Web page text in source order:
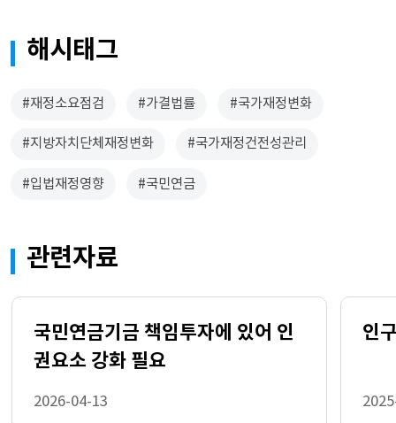
해시태그
#재정소요점검 #가결법률 #국가재정변화
#지방자치단체재정변화 #국가재정건전성관리
#입법재정영향 #국민연금
관련자료
국민연금기금 책임투자에 있어 인
권요소 강화 필요
2026-04-13
인